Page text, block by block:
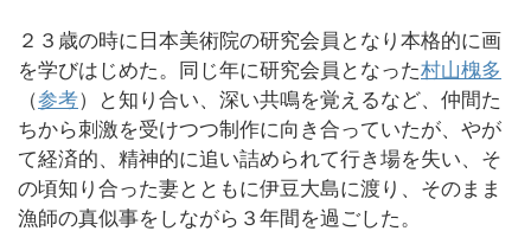
２３歳の時に日本美術院の研究会員となり本格的に画
を学びはじめた。同じ年に研究会員となった村山槐多
（参考）と知り合い、深い共鳴を覚えるなど、仲間た
ちから刺激を受けつつ制作に向き合っていたが、やが
て経済的、精神的に追い詰められて行き場を失い、そ
の頃知り合った妻とともに伊豆大島に渡り、そのまま
漁師の真似事をしながら３年間を過ごした。